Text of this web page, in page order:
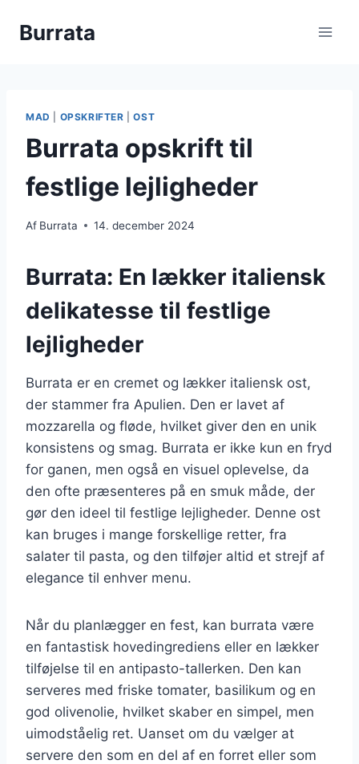
Burrata
MAD OPSKRIFTER |OST
Burrata opskrift til
festlige lejligheder
Af Burrata 14. december 2024
Burrata: En lækker italiensk
delikatesse til festlige
lejligheder
Burrata er en cremet og lækker italiensk ost,
der stammer fra Apulien. Den er lavet af
mozzarella og fløde, hvilket giver den en unik
konsistens og smag. Burrata er ikke kun en fryd
for ganen, men også en visuel oplevelse, da
den ofte præsenteres på en smuk måde, der
gør den ideel til festlige lejligheder. Denne ost
kan bruges i mange forskellige retter, fra
salater til pasta, og den tilføjer altid et strejf af
elegance til enhver menu.
Når du planlægger en fest, kan burrata være
en fantastisk hovedingrediens eller en lækker
tilføjelse til en antipasto-tallerken. Den kan
serveres med friske tomater, basilikum og en
god olivenolie, hvilket skaber en simpel, men
uimodståelig ret. Uanset om du vælger at
servere den som en del af en forret eller som